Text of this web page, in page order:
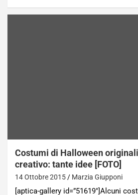
Costumi di Halloween
creativo: tante idee [FOTO]
14 Ottobre 2015 Marzia Giupponi
[aptica-gallery id=”51619″]Alcuni